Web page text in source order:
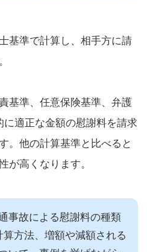
基準で計算し、相手方に請
基準、任意保険基準、弁護
適正な金額の慰謝料を請求
。他の計算基準と比べると
が高くなります。
事故による慰謝料の種類
算方法、増額や減額される